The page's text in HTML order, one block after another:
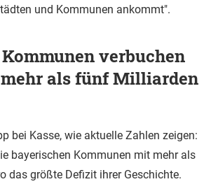
und Kommunen ankommt".
verbuchen
als fünf Milliarden
bei Kasse, wie aktuelle Zahlen zeigen:
bayerischen Kommunen mit mehr als
das größte Defizit ihrer Geschichte.